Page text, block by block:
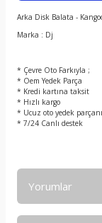
Arka Disk Balata -
Marka : Dj
* Çevre Oto Farkıyla ;
* Oem Yedek Parça
* Kredi kartına taksit
* Hızlı kargo
* Ucuz oto yedek
* 7/24 Canlı destek
Yorumlar